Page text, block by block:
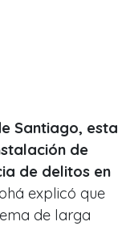
Santiago, esta
de
de delitos en
explicó que
de larga